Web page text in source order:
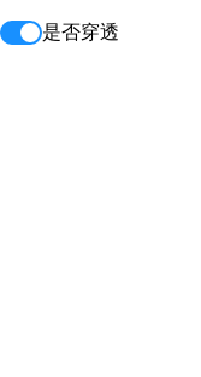
是否穿透